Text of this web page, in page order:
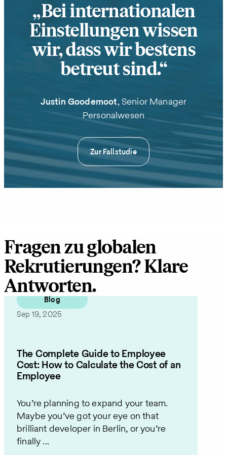
Bei internationalen
Einstellungen wissen
wir, dass wir bestens
betreut sind.
Justin Goodemoot, Senior Manager
Personalwesen
Zur Fallstudie
Fragen zu globalen
Rekrutierungen? Klare
Antworten.
Blog
Sep 19, 2025
The Complete Guide to Employee
Cost: How to Calculate the Cost of an
Employee
You’re planning to expand your team.
Maybe you’ve got your eye on that
brilliant developer in Berlin, or you’re
finally ...